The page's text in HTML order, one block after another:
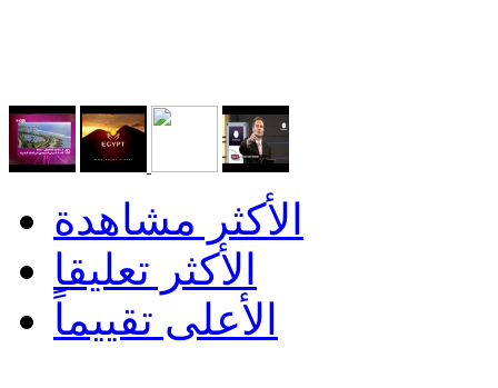
الأكثر مشاهدة
الأكثر تعليقا
الأعلى تقييماً